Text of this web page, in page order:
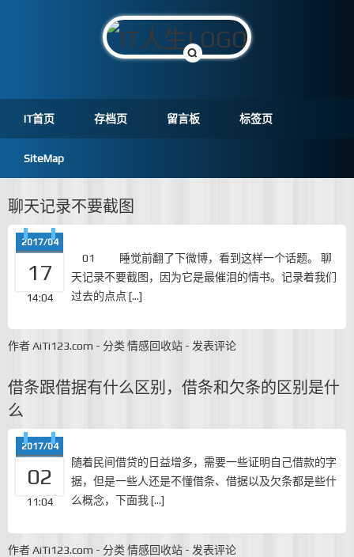
IT首页 存档页 留言板 标签页
SiteMap
聊天记录不要截图
2017/04
17
14:04
01 睡觉前翻了下微博，看到这样一个话题。 聊
天记录不要截图，因为它是最催泪的情书。记录着我们
过去的点点 […]
作者AiTi123.com - 分类 情感回收站 - 发表评论
借条跟借据有什么区别，借条和欠条的区别是什
么
2017/04
02
11:04
随着民间借贷的日益增多，需要一些证明自己借款的字
据，但是一些人还是不懂借条、借据以及欠条都是些什
么概念，下面我 […]
作者AiTi123.com - 分类 情感回收站 - 发表评论